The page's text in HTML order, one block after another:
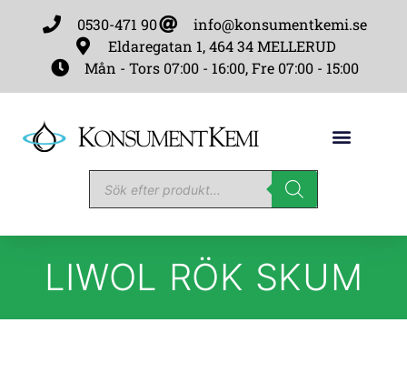
0530-471 90
info@konsumentkemi.se
Eldaregatan 1, 464 34 MELLERUD
Mån - Tors 07:00 - 16:00, Fre 07:00 - 15:00
LIWOL RÖK SKUM